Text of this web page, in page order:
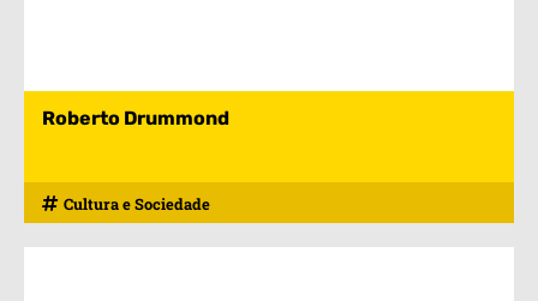
Roberto Drummond
Cultura e Sociedade